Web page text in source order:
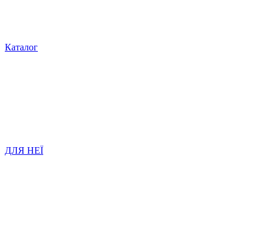
Каталог
ДЛЯ НЕЇ